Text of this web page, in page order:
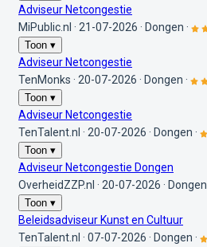
Adviseur Netcongestie
MiPublic.nl · 21-07-2026 · Dongen ·
Toon ▾
Adviseur Netcongestie
TenMonks · 20-07-2026 · Dongen ·
Toon ▾
Adviseur Netcongestie
TenTalent.nl · 20-07-2026 · Dongen ·
Toon ▾
Adviseur Netcongestie Dongen
OverheidZZP.nl · 20-07-2026 · Dongen
Toon ▾
Beleidsadviseur Kunst en Cultuur
TenTalent.nl · 07-07-2026 · Dongen ·